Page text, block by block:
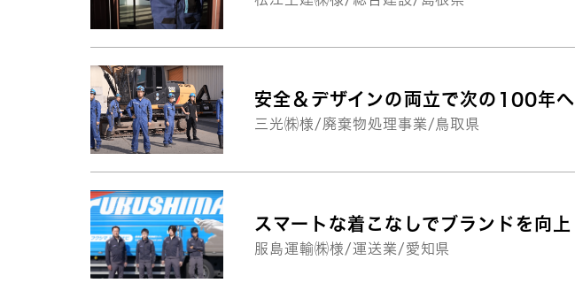
安全＆デザインの両立で次の100年へ
三光㈱様/廃棄物処理事業/鳥取県
スマートな着こなしでブランドを向上
服島運輸㈱様/運送業/愛知県